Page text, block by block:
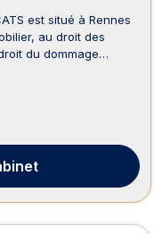
est situé à Rennes
au droit des
du dommage
au droit des